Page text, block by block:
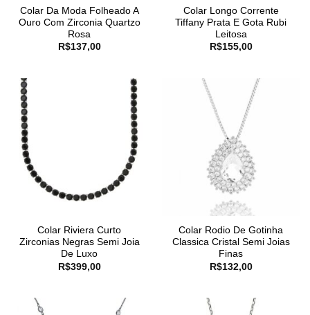
Colar Da Moda Folheado A
Ouro Com Zirconia Quartzo
Rosa
R$137,00
Colar Longo Corrente
Tiffany Prata E Gota Rubi
Leitosa
R$155,00
Colar Riviera Curto
Zirconias Negras Semi Joia
De Luxo
R$399,00
Colar Rodio De Gotinha
Classica Cristal Semi Joias
Finas
R$132,00